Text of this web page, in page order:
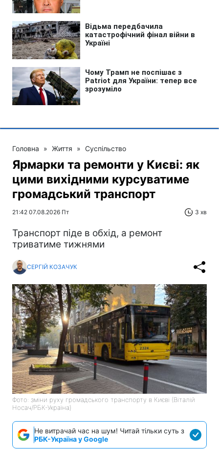
Головна » Життя » Суспільство
Ярмарки та ремонти у Києві: як
цими вихідними курсуватиме
громадський транспорт
21:42 07.08.2026 Пт 3 хв
Транспорт піде в обхід, а ремонт
триватиме тижнями
СЕРГІЙ КОЗАЧУК
Фото: зміни руху громадського транспорту в Києві (Віталій
Носач/РБК-Україна)
Не витрачай час на шум! Читай тільки суть з
РБК-Україна у Google